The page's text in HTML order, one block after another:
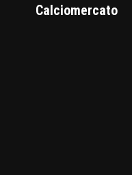
Calciomercato